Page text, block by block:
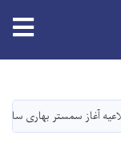
آغاز سمستر بهاری سال 1405